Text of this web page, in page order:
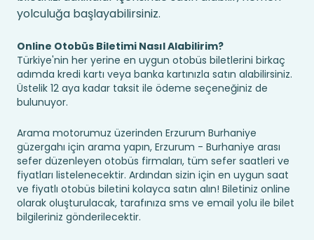
yolculuğa başlayabilirsiniz.
Online Otobüs Biletimi Nasıl Alabilirim?
Türkiye'nin her yerine en uygun otobüs biletlerini birkaç
adımda kredi kartı veya banka kartınızla satın alabilirsiniz.
Üstelik 12 aya kadar taksit ile ödeme seçeneğiniz de
bulunuyor.
Arama motorumuz üzerinden Erzurum Burhaniye
güzergahı için arama yapın, Erzurum - Burhaniye arası
sefer düzenleyen otobüs firmaları, tüm sefer saatleri ve
fiyatları listelenecektir. Ardından sizin için en uygun saat
ve fiyatlı otobüs biletini kolayca satın alın! Biletiniz online
olarak oluşturulacak, tarafınıza sms ve email yolu ile bilet
bilgileriniz gönderilecektir.